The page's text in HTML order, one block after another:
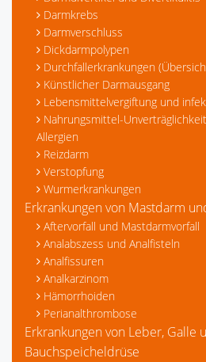
Darmkrebs
Darmverschluss
Dickdarmpolypen
Durchfallerkrankungen
Künstlicher Darmausgang
Lebensmittelvergiftung und
Nahrungsmittel-
Allergien
Reizdarm
Verstopfung
Wurmerkrankungen
Erkrankungen von Mastdarm
Aftervorfall und Mastdarmvorfall
Analabszess und Analfisteln
Analfissuren
Analkarzinom
Hämorrhoiden
Perianalthrombose
Erkrankungen von Leber, Galle
Bauchspeicheldrüse